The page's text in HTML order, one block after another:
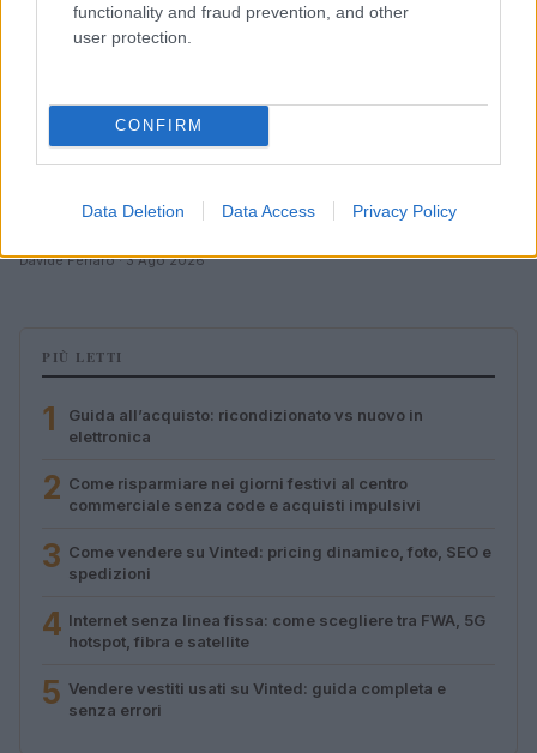
functionality and fraud prevention, and other
user protection.
CONFIRM
Data Deletion Data Access Privacy Policy
Come riconoscere un capo originale sui marketplace
Davide Ferraro · 3 Ago 2026
PIÙ LETTI
1
Guida all’acquisto: ricondizionato vs nuovo in
elettronica
2 Come risparmiare nei giorni festivi al centro
commerciale senza code e acquisti impulsivi
3 Come vendere su Vinted: pricing dinamico, foto, SEO e
spedizioni
4 Internet senza linea fissa: come scegliere tra FWA, 5G
hotspot, fibra e satellite
5 Vendere vestiti usati su Vinted: guida completa e
senza errori